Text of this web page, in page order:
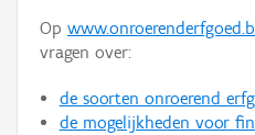
Op
vragen over:
de soorten onroerend
de mogelijkheden voor